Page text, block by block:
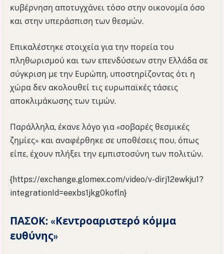
κυβέρνηση αποτυγχάνει τόσο στην οικονομία όσο
και στην υπεράσπιση των θεσμών.
Επικαλέστηκε στοιχεία για την πορεία του
πληθωρισμού και των επενδύσεων στην Ελλάδα σε
σύγκριση με την Ευρώπη, υποστηρίζοντας ότι η
χώρα δεν ακολουθεί τις ευρωπαϊκές τάσεις
αποκλιμάκωσης των τιμών.
Παράλληλα, έκανε λόγο για «σοβαρές θεσμικές
ζημίες» και αναφέρθηκε σε υποθέσεις που, όπως
είπε, έχουν πλήξει την εμπιστοσύνη των πολιτών.
{https://exchange.glomex.com/video/v-dirj12ewkju1?
integrationId=eexbs1jkg0kofln}
ΠΑΣΟΚ: «Κεντροαριστερό κόμμα
ευθύνης»